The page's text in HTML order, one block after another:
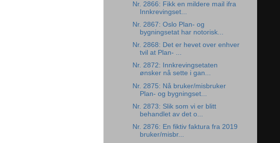
Nr. 2866: Fikk en mildere mail ifra
Innkrevingset...
Nr. 2867: Oslo Plan- og
bygningsetat har notorisk...
Nr. 2868: Det er hevet over enhver
tvil at Plan- ...
Nr. 2872: Innkrevingsetaten
ønsker nå sette i gan...
Nr. 2875: Nå bruker/misbruker
Plan- og bygningset...
Nr. 2873: Slik som vi er blitt
behandlet av det o...
Nr. 2876: En fiktiv faktura fra 2019
bruker/misbr...